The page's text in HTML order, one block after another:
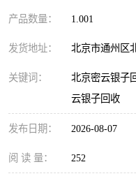
产品数量： 1.001
发货地址： 北京市通州区
关键词：
北京密云银子
云银子回收
发布日期： 2026-08-07
阅 读 量： 252